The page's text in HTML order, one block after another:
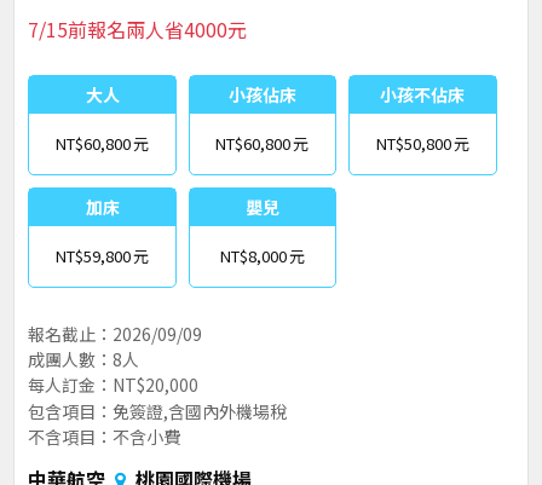
7/15前報名兩人省4000元
大人
NT$60,800
小孩佔床
NT$60,800
小孩不佔床
NT$50,800
加床
NT$59,800
嬰兒
NT$8,000
報名截止：2026/09/09
成團人數：8人
每人訂金：NT$20,000
包含項目：免簽證,含國內外機場稅
不含項目：不含小費
中華航空 桃園國際機場